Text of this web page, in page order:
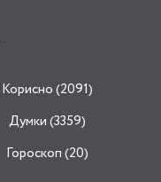
Корисно (2091)
Думки (3359)
Гороскоп (20)